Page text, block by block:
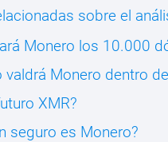
sobre el
Monero los 10.000
valdrá Monero dentro
XMR?
seguro es Monero?